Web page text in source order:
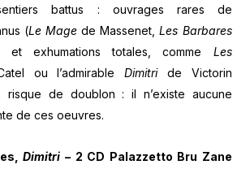
battus : ouvrages rares de
(Le Magede Massenet,Les Barbares
et exhumations totales, comme Les
ou l’admirableDimitride Victorin
risque de doublon : il n’existe aucune
de ces oeuvres.
Dimitri – 2 CD Palazzetto Bru Zane